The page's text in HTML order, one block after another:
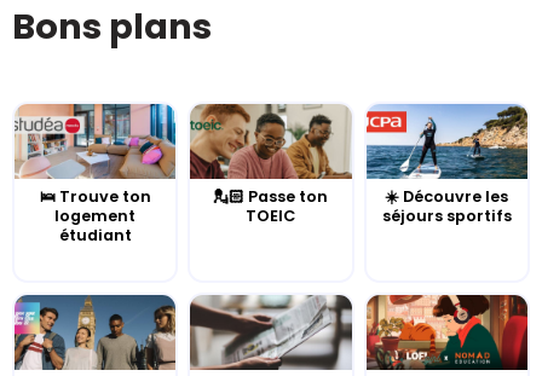
Bons plans
🛌 Trouve ton
logement
étudiant
💂🏻 Passe ton
TOEIC
☀️ Découvre les
séjours sportifs